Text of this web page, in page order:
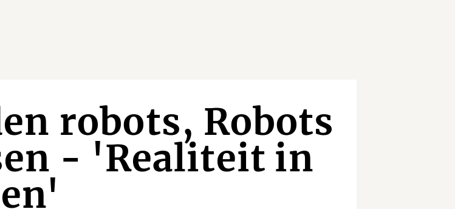
robots, Robots
- 'Realiteit in